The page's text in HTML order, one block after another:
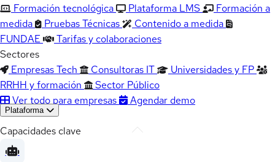
Formación tecnológica
Plataforma LMS
Formación a
medida
Pruebas Técnicas
Contenido a medida
FUNDAE
Tarifas y colaboraciones
Sectores
Empresas Tech
Consultoras IT
Universidades y FP
RRHH y formación
Sector Público
Ver todo para empresas
Agendar demo
Plataforma
Capacidades clave